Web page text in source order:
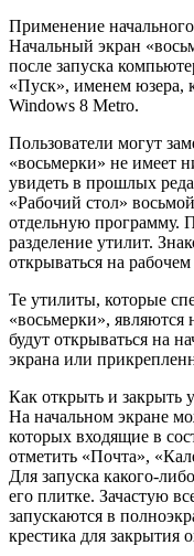
Применение
Начальный экран
после запуска
«Пуск», именем юзера,
Windows 8 Metro.
Пользователи могут
«восьмерки» не имеет
увидеть в прошлых
«Рабочий стол»
отдельную программу.
разделение утилит.
открываться на
Те утилиты, которые
«восьмерки»,
будут открываться на
экрана или
Как открыть и закрыть
На начальном экране
которых входящие в
отметить «Почта»,
Для запуска какого-
его плитке. Зачастую
запускаются в
крестика для закрытия